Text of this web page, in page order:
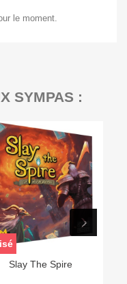
le moment.
SYMPAS :
Slay The Spire